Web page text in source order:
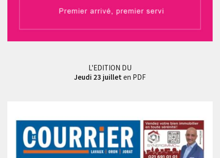
L'EDITION DU
Jeudi 23 juillet en PDF